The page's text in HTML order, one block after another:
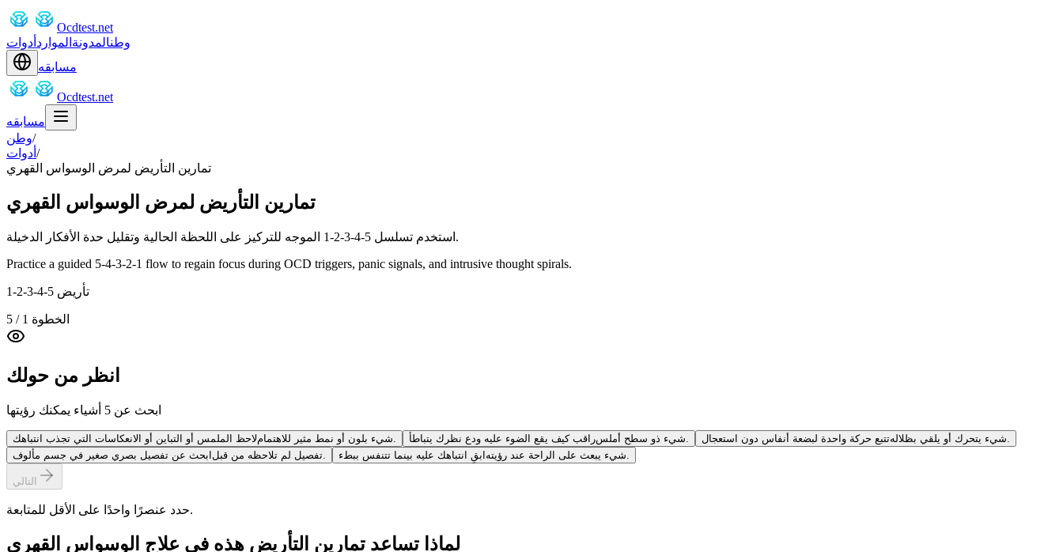
Ocdtest.net
وطنالمدونة الموارد أدوات
مسابقه
Ocdtest.net
مسابقه
وطن/
أدوات /
تمارين التأريض لمرض الوسواس القهري
تمارين التأريض لمرض الوسواس القهري
استخدم تسلسل 5-4-3-2-1 الموجه للتركيز على اللحظة الحالية وتقليل حدة الأفكار الدخيلة.
Practice a guided 5-4-3-2-1 flow to regain focus during OCD triggers, panic signals, and intrusive thought spirals.
تأريض 5-4-3-2-1
الخطوة 1
/
5
انظر من حولك
ابحث عن 5 أشياء يمكنك رؤيتها
شيء بلون أو نمط مثير للاهتمام شيء ذو سطح أملس شيء يتحرك أو يلقي بظلاله
تفصيل لم تلاحظه من قبل
شيء يبعث على الراحة عند رؤيته
التالي
حدد عنصرًا واحدًا على الأقل للمتابعة.
لماذا تساعد تمارين التأريض هذه في علاج الوسواس القهري